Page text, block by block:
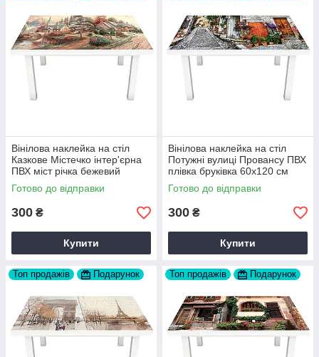
Вінілова наклейка на стіл
Казкове Містечко інтер'єрна
ПВХ міст річка бежевий
60х120 см Happy Pocket
Z180307
Готово до відправки
300 ₴
Купити
Вінілова наклейка на стіл
Потужні вулиці Провансу ПВХ
плівка бруківка 60х120 см
Happy Pocket Z180308
Готово до відправки
300 ₴
Купити
Топ продажів Подарунок Топ продажів Подарунок